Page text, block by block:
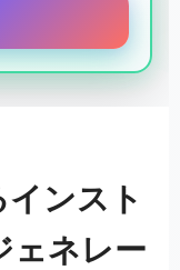
ンスト
ェネレー